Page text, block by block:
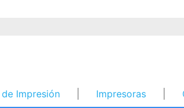
Impresión Impresoras